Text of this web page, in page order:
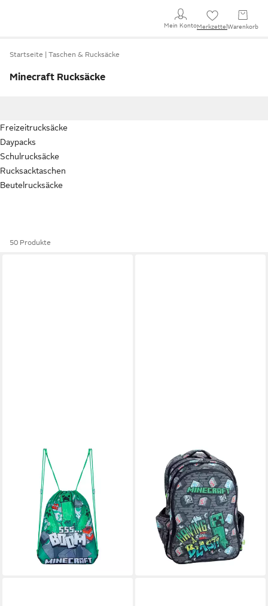
Mein KontoMerkzettel Warenkorb
Startseite Taschen & Rucksäcke
Minecraft Rucksäcke
Freizeitrucksäcke
Daypacks
Schulrucksäcke
Rucksacktaschen
Beutelrucksäcke
50 Produkte
MINECRAFT
Turnbeutel Minecraft
Turnbeutel Sportbeutel,
Creeper Design
lieferbar - in 2-3 Werktagen bei dir
MINECRAFT
Kinderrucksack Minecraft
Chibi Premium
Rollschulrucksack, 42 cm (1-
59,95 € UVP79,99 €
-25%
lieferbar - in 9-11 Werktagen bei